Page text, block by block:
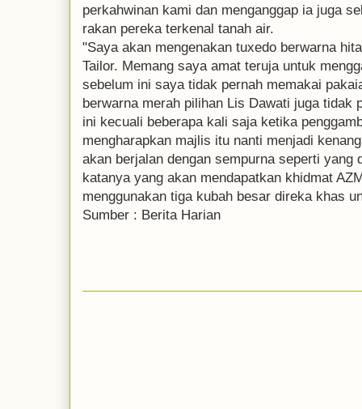
perkahwinan kami dan menganggap ia juga
rakan pereka terkenal tanah air.
"Saya akan mengenakan tuxedo berwarna
Tailor. Memang saya amat teruja untuk
sebelum ini saya tidak pernah memakai
berwarna merah pilihan Lis Dawati juga tidak
ini kecuali beberapa kali saja ketika
mengharapkan majlis itu nanti menjadi
akan berjalan dengan sempurna seperti yang
katanya yang akan mendapatkan khidmat
menggunakan tiga kubah besar direka khas
Sumber : Berita Harian